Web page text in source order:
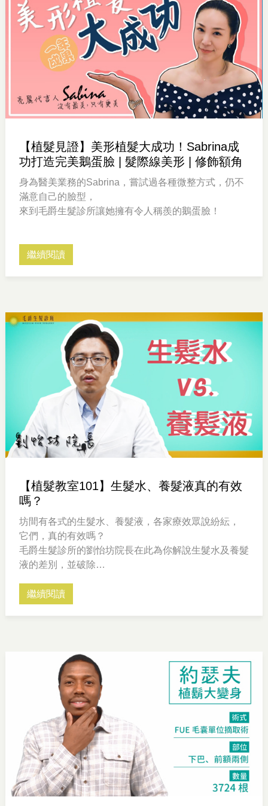
【植髮見證】美形植髮大成功！Sabrina成
功打造完美鵝蛋臉 | 髮際線美形 | 修飾額角
身為醫美業務的Sabrina，嘗試過各種微整方式，仍不
滿意自己的臉型，
來到毛爵生髮診所讓她擁有令人稱羨的鵝蛋臉！
繼續閱讀
【植髮教室101】生髮水、養髮液真的有效
嗎？
坊間有各式的生髮水、養髮液，各家療效眾說紛紜，
它們，真的有效嗎？
毛爵生髮診所的劉怡坊院長在此為你解說生髮水及養髮
液的差別，並破除
繼續閱讀